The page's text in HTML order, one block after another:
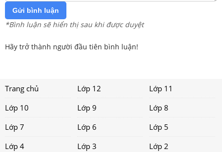
Gửi bình luận
*Bình luận sẽ hiển thị sau khi được duyệt
Hãy trở thành người đầu tiên bình luận!
Trang chủ Lớp 12
Lớp 11
Lớp 10
Lớp 9
Lớp 8
Lớp 7
Lớp 6
Lớp 5
Lớp 4
Lớp 3 Lớp 2